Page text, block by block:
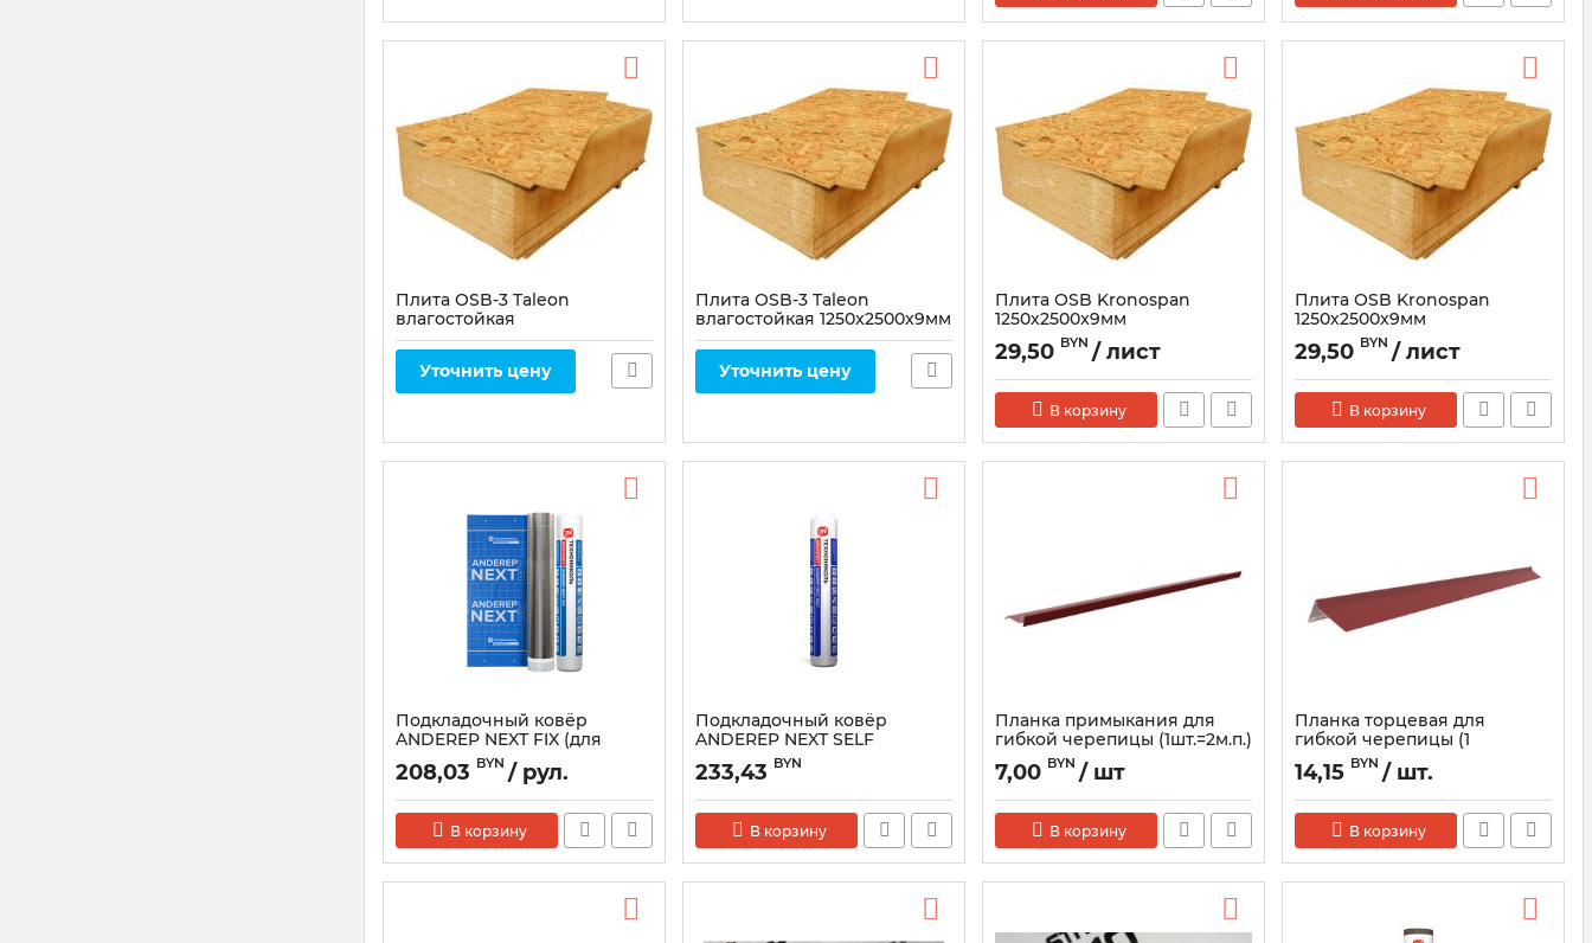
Плита OSB-3 Taleon
влагостойкая
1250х2500x12мм
Уточнить цену
Плита OSB-3 Taleon
влагостойкая 1250x2500x9мм
Уточнить цену
Плита OSB Kronospan
1250х2500x9мм
29,50 BYN / лист
В корзину
Плита OSB Kronospan
1250х2500x9мм
29,50 BYN / лист
В корзину
Подкладочный ковёр
ANDEREP NEXT FIX (для
механической фиксации)
208,03 BYN / рул.
В корзину
Подкладочный ковёр
ANDEREP NEXT SELF
самоклеящийся
233,43 BYN
В корзину
Планка примыкания для
гибкой черепицы (1шт.=2м.п.)
7,00 BYN / шт
В корзину
Планка торцевая для
гибкой черепицы (1
шт.=2м.п.)
14,15 BYN / шт.
В корзину